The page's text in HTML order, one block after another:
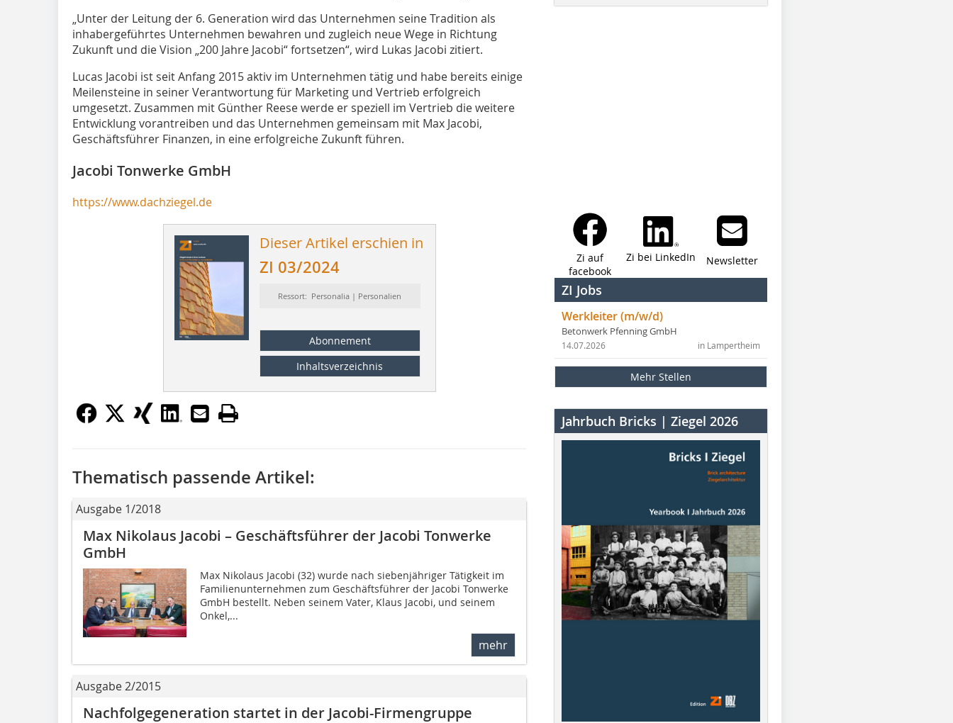
„Unter der Leitung der 6. Generation wird das Unternehmen seine Tradition als
inhabergeführtes Unternehmen bewahren und zugleich neue Wege in Richtung
Zukunft und die Vision „200 Jahre Jacobi“ fortsetzen“, wird Lukas Jacobi zitiert.
Lucas Jacobi ist seit Anfang 2015 aktiv im Unternehmen tätig und habe bereits einige
Meilensteine in seiner Verantwortung für Marketing und Vertrieb erfolgreich
umgesetzt. Zusammen mit Günther Reese werde er speziell im Vertrieb die weitere
Entwicklung vorantreiben und das Unternehmen gemeinsam mit Max Jacobi,
Geschäftsführer Finanzen, in eine erfolgreiche Zukunft führen.
Jacobi Tonwerke GmbH
https://www.dachziegel.de
Dieser Artikel erschien in
ZI 03/2024
Ressort: Personalia | Personalien
Abonnement
Inhaltsverzeichnis
Thematisch passende Artikel:
Ausgabe 1/2018
Max Nikolaus Jacobi – Geschäftsführer der Jacobi Tonwerke
GmbH
Max Nikolaus Jacobi (32) wurde nach siebenjähriger Tätigkeit im
Familienunternehmen zum Geschäftsführer der Jacobi Tonwerke
GmbH bestellt. Neben seinem Vater, Klaus Jacobi, und seinem
Onkel,...
mehr
Ausgabe 2/2015
Nachfolgegeneration startet in der Jacobi-Firmengruppe
Zi auf
facebook
Zi bei LinkedIn Newsletter
ZI Jobs
Werkleiter (m/w/d)
Betonwerk Pfenning GmbH
in Lampertheim
14.07.2026
Mehr Stellen
Jahrbuch Bricks | Ziegel 2026